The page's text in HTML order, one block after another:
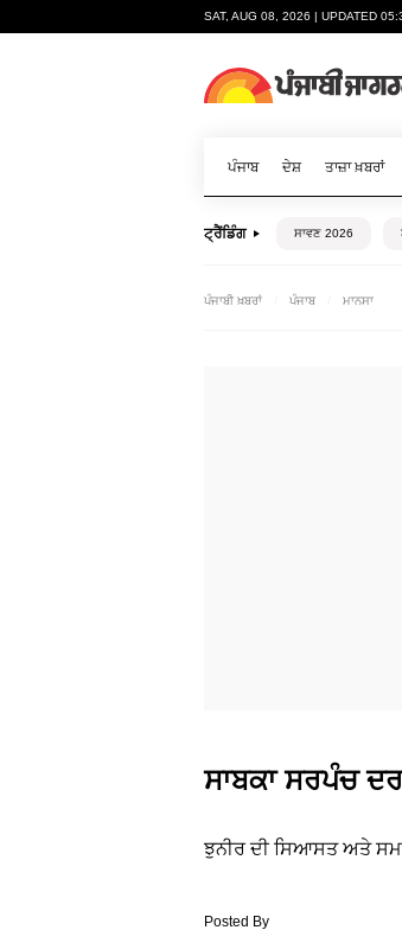
SAT, AUG 08, 2026 | UPDATED
ਪੰਜਾਬ ਦੇਸ਼ ਤਾਜ਼ਾ ਖ਼ਬਰਾਂ
ਟ੍ਰੈਂਡਿੰਗ ਸਾਵਣ 2026
ਪੰਜਾਬੀ ਖ਼ਬਰਾਂ ਪੰਜਾਬ ਮਾਨਸਾ
ਸਾਬਕਾ ਸਰਪੰਚ
ਝੁਨੀਰ ਦੀ ਸਿਆਸਤ ਅਤੇ
Posted By